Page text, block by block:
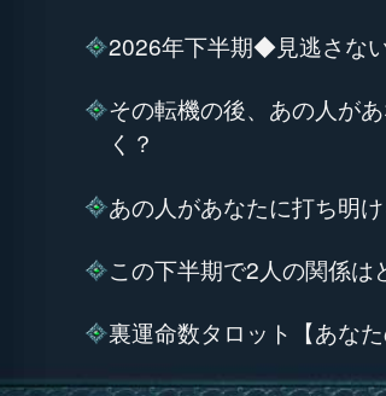
2026年下半期◆見逃さな
その転機の後、あの人が
く？
あの人があなたに打ち明
この下半期で2人の関係
裏運命数タロット【あな